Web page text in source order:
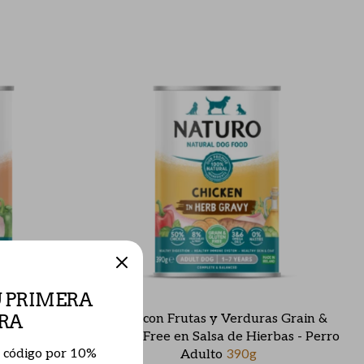
Grain &
Pollo con Frutas y Verduras Grain &
Gluten Free en Salsa de Hierbas - Perro
Adulto 390g
PRIMERA
por 10%